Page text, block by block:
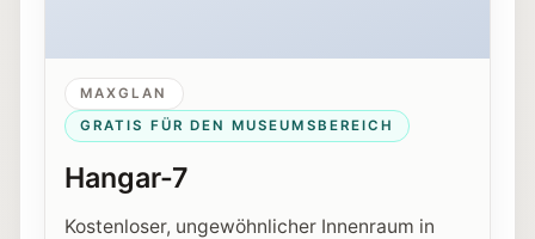
MAXGLAN
GRATIS FÜR DEN MUSEUMSBEREICH
Hangar-7
Kostenloser, ungewöhnlicher Innenraum in